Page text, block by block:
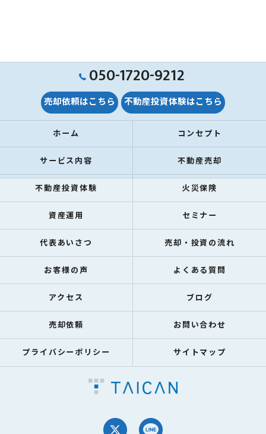
050-1720-9212
売却依頼はこちら 不動産投資体験はこちら
ホーム コンセプト
サービス内容 不動産売却
不動産投資体験 火災保険
資産運用 セミナー
代表あいさつ 売却・投資の流れ
お客様の声 よくある質問
アクセス ブログ
売却依頼 お問い合わせ
プライバシーポリシー サイトマップ